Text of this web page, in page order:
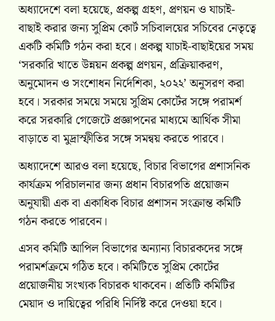
অধ্যাদেশে বলা হয়েছে, প্রকল্প গ্রহণ, প্রণয়ন ও যাচাই-
বাছাই করার জন্য সুপ্রিম কোর্ট সচিবালয়ের সচিবের নেতৃত্বে
একটি কমিটি গঠন করা হবে। প্রকল্প যাচাই-বাছাইয়ের সময়
‘সরকারি খাতে উন্নয়ন প্রকল্প প্রণয়ন, প্রক্রিয়াকরণ,
অনুমোদন ও সংশোধন নির্দেশিকা, ২০২২’ অনুসরণ করা
হবে। সরকার সময়ে সময়ে সুপ্রিম কোর্টের সঙ্গে পরামর্শ
করে সরকারি গেজেটে প্রজ্ঞাপনের মাধ্যমে আর্থিক সীমা
বাড়াতে বা মুদ্রাস্ফীতির সঙ্গে সমন্বয় করতে পারবে।
অধ্যাদেশে আরও বলা হয়েছে, বিচার বিভাগের প্রশাসনিক
কার্যক্রম পরিচালনার জন্য প্রধান বিচারপতি প্রয়োজন
অনুযায়ী এক বা একাধিক বিচার প্রশাসন সংক্রান্ত কমিটি
গঠন করতে পারবেন।
এসব কমিটি আপিল বিভাগের অন্যান্য বিচারকদের সঙ্গে
পরামর্শক্রমে গঠিত হবে। কমিটিতে সুপ্রিম কোর্টের
প্রয়োজনীয় সংখ্যক বিচারক থাকবেন। প্রতিটি কমিটির
মেয়াদ ও দায়িত্বের পরিধি নির্দিষ্ট করে দেওয়া হবে।